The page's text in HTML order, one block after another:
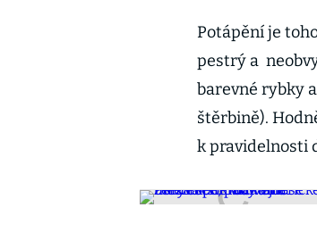
Potápění je
pestrý a
barevné rybky
štěrbině).
k pravidelnosti